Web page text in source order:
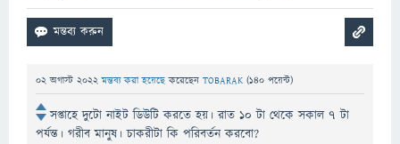
02 অগাস্ট 2022 মন্তব্য করা হয়েছেকরেছেন TOBARAK (140 পয়েন্ট)
সপ্তাহে দুটো নাইট ডিউটি করতে হয়। রাত ১০ টা থেকে সকাল ৭ টা
পর্যন্ত। গরীব মানুষ। চাকরীটা কি পরিবর্তন করবো?